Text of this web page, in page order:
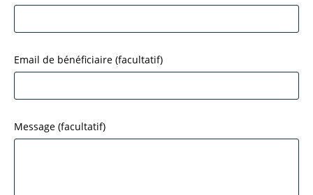
Email de bénéficiaire (facultatif)
Message (facultatif)